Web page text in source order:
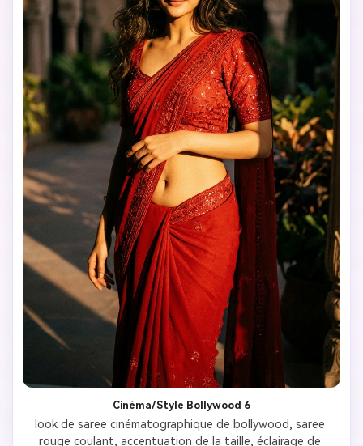
Cinéma/Style Bollywood 6
look de saree cinématographique de bollywood, saree
rouge coulant, accentuation de la taille, éclairage de
Créez des images IA
à l’infini. 100 %
gratuit!
Créer Gratuitement →